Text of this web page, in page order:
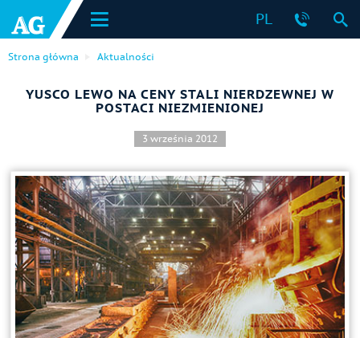
PL
Strona główna Aktualności
YUSCO LEWO NA CENY STALI NIERDZEWNEJ W
POSTACI NIEZMIENIONEJ
3 września 2012